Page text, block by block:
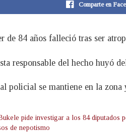
Comparte en
de 84 años falleció tras ser
responsable del hecho huyó
policial se mantiene en la
pide investigar a los 84 diputados
de nepotismo